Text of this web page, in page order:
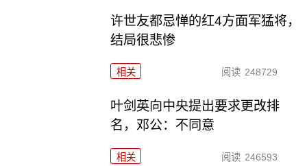
许世友都忌惮的红4方面军猛将，
结局很悲惨
相关 阅读 248729
叶剑英向中央提出要求更改排
名，邓公：不同意
相关 阅读 246593